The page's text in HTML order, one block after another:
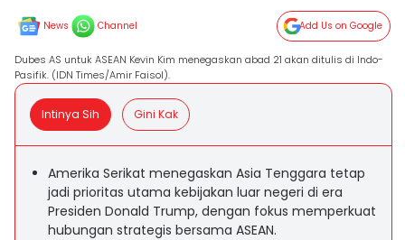
News Channel Add Us on Google
Dubes AS untuk ASEAN Kevin Kim menegaskan abad 21 akan ditulis di Indo-
Pasifik. (IDN Times/Amir Faisol).
Intinya Sih Gini Kak
Amerika Serikat menegaskan Asia Tenggara tetap
jadi prioritas utama kebijakan luar negeri di era
Presiden Donald Trump, dengan fokus memperkuat
hubungan strategis bersama ASEAN.